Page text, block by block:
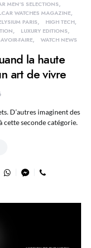
MEN'S SELECTIONS
WATCHES MAGAZINE
PARIS
HIGH TECH
LUXURY EDITIONS
FAIRE WATCH NEWS
la haute
art de vivre
D’autres imaginent des
cette seconde catégorie.